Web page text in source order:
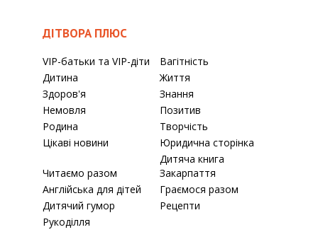
ДІТВОРА ПЛЮС
VIP-батьки та VIP-діти
Вагітність
Дитина
Життя
Здоров'я
Знання
Немовля
Позитив
Родина
Творчість
Цікаві новини
Юридична сторінка
Читаємо разом
Дитяча книга
Закарпаття
Англійська для дітей
Граємося разом
Дитячий гумор
Рецепти
Рукоділля